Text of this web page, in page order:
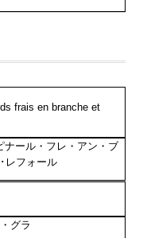
frais en branche et
ナール・フレ・アン・ブ
レフォール
グラ